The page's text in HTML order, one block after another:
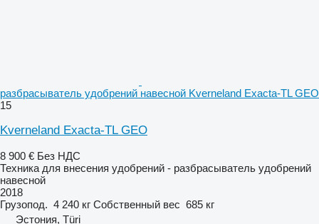
разбрасыватель удобрений навесной Kverneland Exacta-TL GEO
15
Kverneland Exacta-TL GEO
8 900 € Без НДС
Техника для внесения удобрений - разбрасыватель удобрений
навесной
2018
Грузопод. 4 240 кг Собственный вес 685 кг
Эстония, Türi